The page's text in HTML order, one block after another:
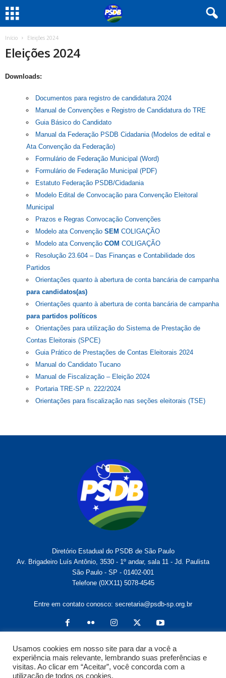
Início Eleições 2024
Eleições 2024
Downloads:
Documentos para registro de candidatura 2024
Manual de Convenções e Registro de Candidatura do TRE
Guia Básico do Candidato
Manual da Federação PSDB Cidadania (Modelos de edital e
Ata Convenção da Federação)
Formulário de Federação Municipal (Word)
Formulário de Federação Municipal (PDF)
Estatuto Federação PSDB/Cidadania
Modelo Edital de Convocação para Convenção Eleitoral
Municipal
Prazos e Regras Convocação Convenções
Modelo ata Convenção SEM COLIGAÇÃO
Modelo ata Convenção COM COLIGAÇÃO
Resolução 23.604 – Das Finanças e Contabilidade dos
Partidos
Orientações quanto à abertura de conta bancária de campanha
para candidatos(as)
Orientações quanto à abertura de conta bancária de campanha
para partidos políticos
Orientações para utilização do Sistema de Prestação de
Contas Eleitorais (SPCE)
Guia Prático de Prestações de Contas Eleitorais 2024
Manual do Candidato Tucano
Manual de Fiscalização – Eleição 2024
Portaria TRE-SP n. 222/2024
Orientações para fiscalização nas seções eleitorais (TSE)
Diretório Estadual do PSDB de São Paulo
Av. Brigadeiro Luís Antônio, 3530 - 1º andar, sala 11 - Jd. Paulista
São Paulo - SP - 01402-001
Telefone (0XX11) 5078-4545
Entre em contato conosco: secretaria@psdb-sp.org.br
Usamos cookies em nosso site para dar a você a
experiência mais relevante, lembrando suas preferências e
visitas. Ao clicar em “Aceitar”, você concorda com a
utilização de todos os cookies.